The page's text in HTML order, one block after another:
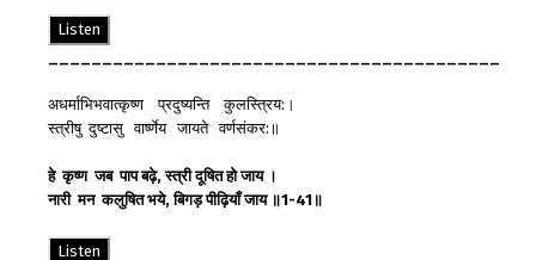
Listen
अधर्माभिभवात्कृष्ण प्रदुष्यन्ति कुलस्त्रिय:।
स्त्रीषु दुष्टासु वार्ष्णेय जायते वर्णसंकर:॥
हे कृष्ण जब पाप बढ़े,स्त्री दूषित हो जाय ।
नारी मन कलुषित भये,बिगड़ पीढ़ियाँ जाय ॥1-41 ॥
Listen